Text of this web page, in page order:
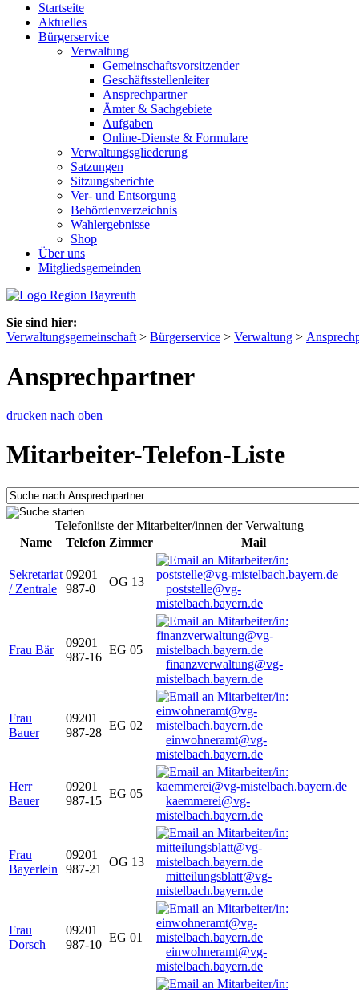
Startseite
Aktuelles
Bürgerservice
Verwaltung
Gemeinschaftsvorsitzender
Geschäftsstellenleiter
Ansprechpartner
Ämter & Sachgebiete
Aufgaben
Online-Dienste & Formulare
Verwaltungsgliederung
Satzungen
Sitzungsberichte
Ver- und Entsorgung
Behördenverzeichnis
Wahlergebnisse
Shop
Über uns
Mitgliedsgemeinden
Sie sind hier:
Verwaltungsgemeinschaft > Bürgerservice > Verwaltung >
Ansprechpartner
drucken nach oben
Mitarbeiter-Telefon-Liste
Telefonliste der Mitarbeiter/innen der Verwaltung
Name
Telefon Zimmer Mail
Sekretariat
/ Zentrale
09201
987-0
OG 13
poststelle@vg-
mistelbach.bayern.de
Frau Bär
09201
987-16
EG 05
finanzverwaltung@vg-
mistelbach.bayern.de
Frau
Bauer
09201
987-28
EG 02
einwohneramt@vg-
mistelbach.bayern.de
Herr
Bauer
09201
987-15
EG 05
kaemmerei@vg-
mistelbach.bayern.de
Frau
Bayerlein
09201
987-21
OG 13
mitteilungsblatt@vg-
mistelbach.bayern.de
Frau
Dorsch
09201
987-10
EG 01
einwohneramt@vg-
mistelbach.bayern.de